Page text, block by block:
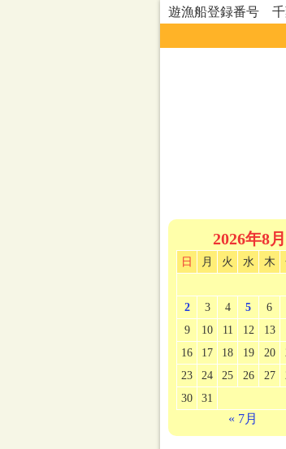
遊漁船登録番号 千
2026年8月
日 月 火 水 木
2
3 4 5 6
9
10 11 12 13
16
17 18 19 20
23
24 25 26 27
30
31
« 7月